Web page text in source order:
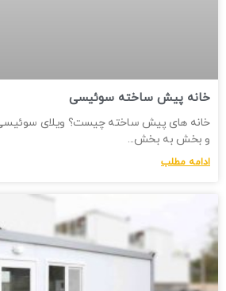
خانه پیش ساخته سوئیسی
خانه های پیش ساخته چیست؟ ویلای
و بخش به بخش
ادامه مطلب